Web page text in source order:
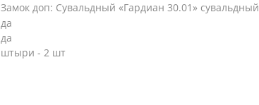
Замок доп: Сувальдный «Гардиан 30.01» сувальдный
да
да
штыри - 2 шт